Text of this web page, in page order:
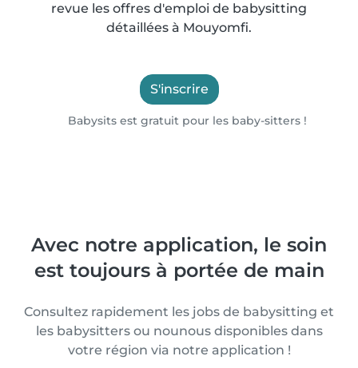
revue les offres d'emploi de babysitting
détaillées à Mouyomfi.
S'inscrire
Babysits est gratuit pour les baby-sitters !
Avec notre application, le soin
est toujours à portée de main
Consultez rapidement les jobs de babysitting et
les babysitters ou nounous disponibles dans
votre région via notre application !